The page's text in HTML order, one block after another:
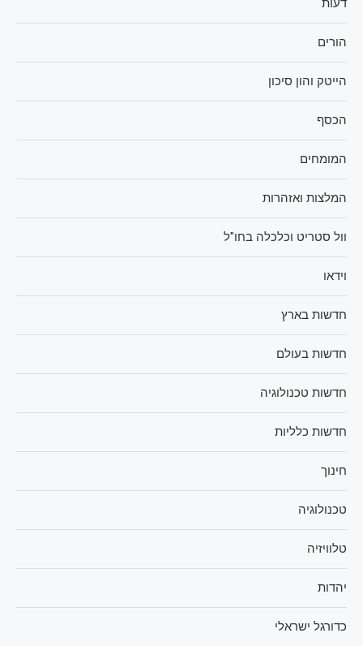
דעות
הורים
הייטק והון סיכון
הכסף
המומחים
המלצות ואזהרות
וול סטריט וכלכלה בחו"ל
וידאו
חדשות בארץ
חדשות בעולם
חדשות טכנולוגיה
חדשות כלליות
חינוך
טכנולוגיה
טלוויזיה
יהדות
כדורגל ישראלי